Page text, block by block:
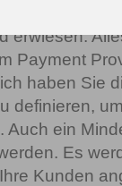
erwiesen.
Payment
haben Sie
definieren,
ein
Es
Kunden